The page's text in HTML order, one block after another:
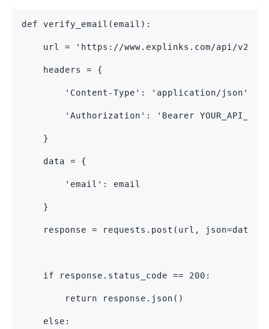
def verify_email(email):
url = 'https://www.explinks.com/api/v2/
    headers = {
        'Content-Type': 'application/json',
'Authorization': 'Bearer
    }
    data = {
        'email': email
    }
response = requests.post(url, json=data,
    if response.status_code == 200:
        return response.json()
    else: